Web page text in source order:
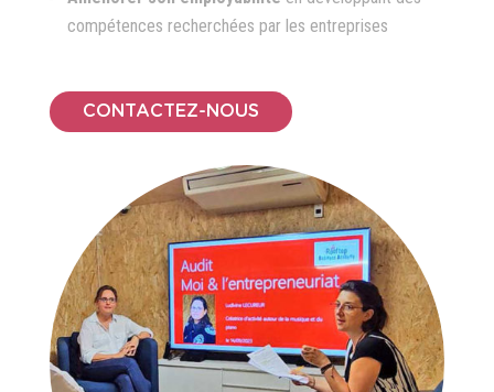
compétences recherchées par les entreprises
CONTACTEZ-NOUS